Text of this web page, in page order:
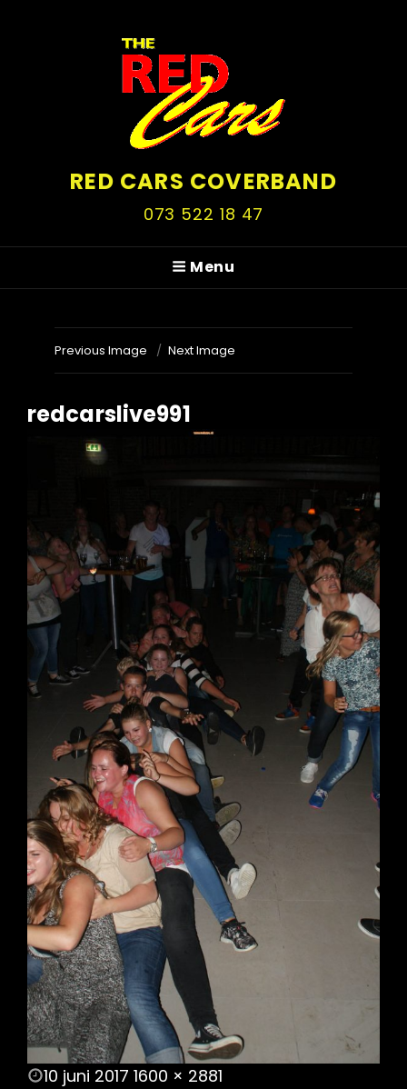
RED CARS COVERBAND
073 522 18 47
Menu
Previous Image Next Image
redcarslive991
POSTED
10 juni 2017 1600 × 2881